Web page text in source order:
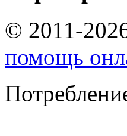
© 2011-
помощь